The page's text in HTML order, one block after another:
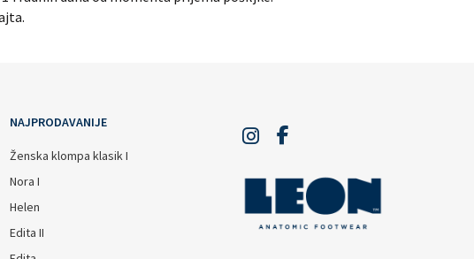
NAJPRODAVANIJE
Ženska klompa klasik I
Nora I
Helen
Edita II